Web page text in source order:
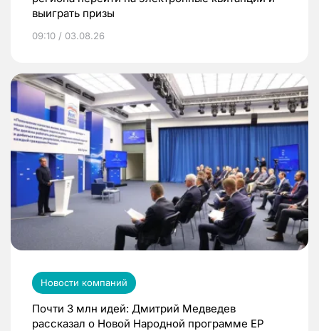
выиграть призы
09:10 / 03.08.26
Новости компаний
Почти 3 млн идей: Дмитрий Медведев
рассказал о Новой Народной программе ЕР